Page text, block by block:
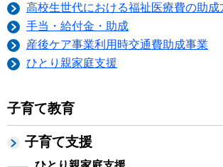
子育て教育
子育て支援
高校生世代における福祉医療費の助成
手当・給付金・助成
産後ケア事業利用時交通費助成事業
ひとり親家庭支援